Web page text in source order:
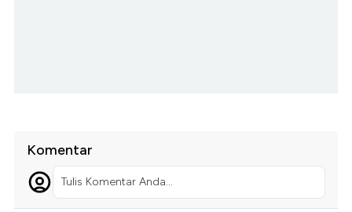
Komentar
Tulis Komentar Anda...